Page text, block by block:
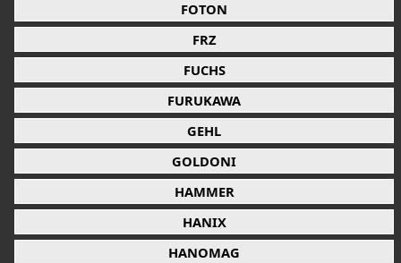
FOTON
FRZ
FUCHS
FURUKAWA
GEHL
GOLDONI
HAMMER
HANIX
HANOMAG